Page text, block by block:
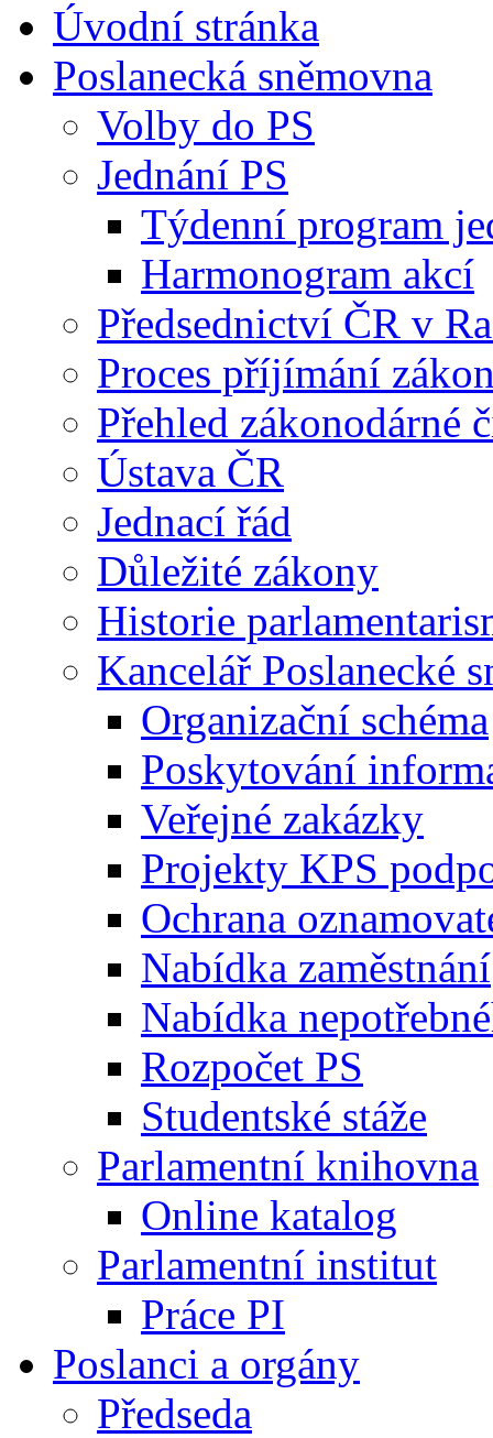
Úvodní stránka
Poslanecká sněmovna
Volby do PS
Jednání PS
Týdenní program
Harmonogram akcí
Předsednictví ČR v
Proces příjímání
Přehled zákonodárné
Ústava ČR
Jednací řád
Důležité zákony
Historie
Kancelář Poslanecké
Organizační schéma
Poskytování
Veřejné zakázky
Projekty KPS
Ochrana
Nabídka zaměstnání
Nabídka
Rozpočet PS
Studentské stáže
Parlamentní knihovna
Online katalog
Parlamentní institut
Práce PI
Poslanci a orgány
Předseda